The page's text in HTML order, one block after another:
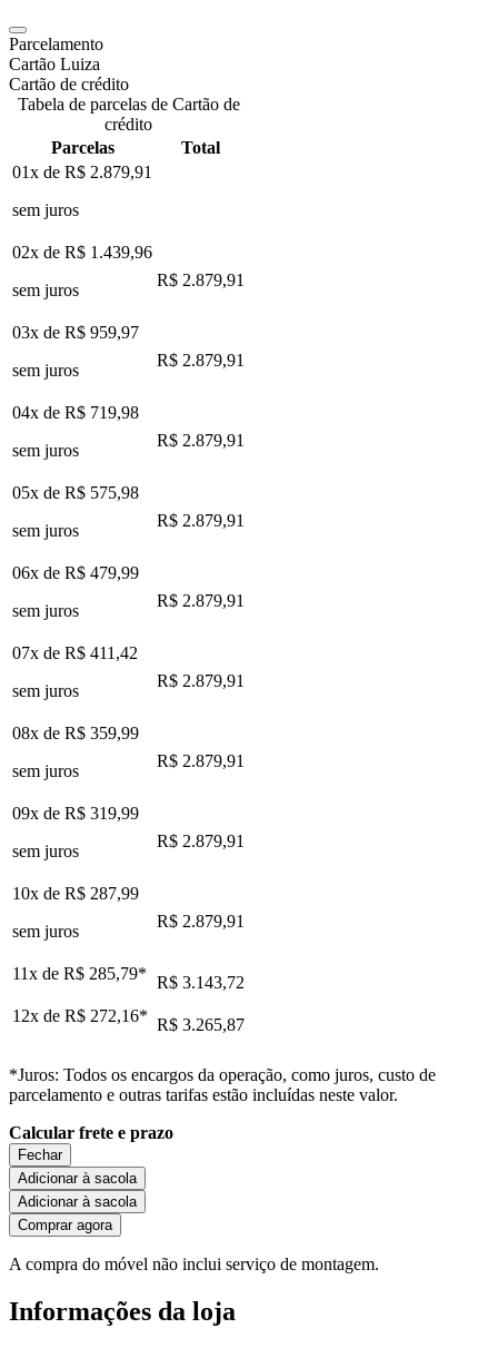
Parcelamento
Cartão Luiza
Cartão de crédito
Tabela de parcelas de Cartão de
crédito
Parcelas
Total
01x de R$ 2.879,91
sem juros
02x de R$ 1.439,96
sem juros
R$ 2.879,91
03x de R$ 959,97
sem juros
R$ 2.879,91
04x de R$ 719,98
sem juros
R$ 2.879,91
05x de R$ 575,98
sem juros
R$ 2.879,91
06x de R$ 479,99
sem juros
R$ 2.879,91
07x de R$ 411,42
sem juros
R$ 2.879,91
08x de R$ 359,99
sem juros
R$ 2.879,91
09x de R$ 319,99
sem juros
R$ 2.879,91
10x de R$ 287,99
sem juros
R$ 2.879,91
11x de R$ 285,79* R$ 3.143,72
12x de R$ 272,16* R$ 3.265,87
*Juros: Todos os encargos da operação, como juros, custo de
parcelamento e outras tarifas estão incluídas neste valor.
Calcular frete e prazo
Fechar
Adicionar à sacola
Adicionar à sacola
Comprar agora
A compra do móvel não inclui serviço de montagem.
Informações da loja